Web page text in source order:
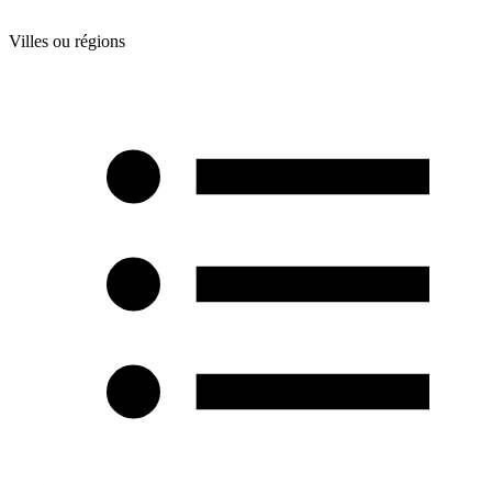
Villes ou régions